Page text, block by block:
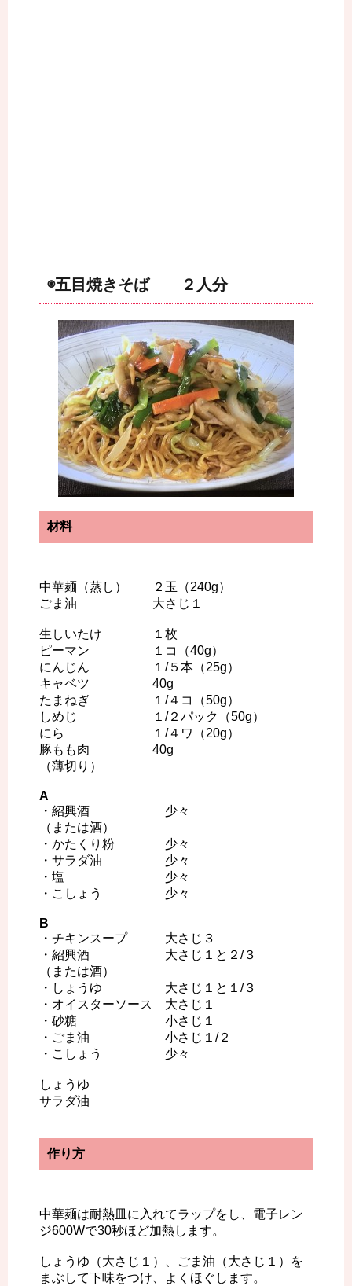
◉五目焼きそば ２人分
材料
中華麺（蒸し） ２玉（240g）
ごま油 大さじ１
生しいたけ １枚
ピーマン １コ（40g）
にんじん １/５本（25g）
キャベツ 40g
たまねぎ １/４コ（50g）
しめじ １/２パック（50g）
にら １/４ワ（20g）
豚もも肉 40g
（薄切り）
A
・紹興酒 少々
（または酒）
・かたくり粉 少々
・サラダ油 少々
・塩 少々
・こしょう 少々
B
・チキンスープ 大さじ３
・紹興酒 大さじ１と２/３
（または酒）
・しょうゆ 大さじ１と１/３
・オイスターソース 大さじ１
・砂糖 小さじ１
・ごま油 小さじ１/２
・こしょう 少々
しょうゆ
サラダ油
作り方
中華麺は耐熱皿に入れてラップをし、電子レン
ジ600Wで30秒ほど加熱します。
しょうゆ（大さじ１）、ごま油（大さじ１）を
まぶして下味をつけ、よくほぐします。